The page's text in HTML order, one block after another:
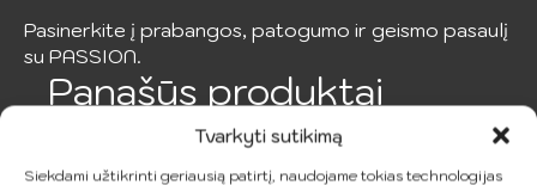
Tvarkyti sutikimą
Siekdami užtikrinti geriausią patirtį, naudojame tokias technologijas
Pasinerkite į prabangos, patogumo ir geismo pasaulį
su PASSION.
Panašūs produktai